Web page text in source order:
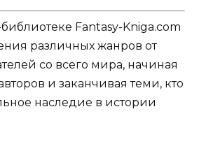
Fantasy-Kniga.com
различных жанров от
со всего мира, начиная
и заканчивая теми, кто
наследие в истории